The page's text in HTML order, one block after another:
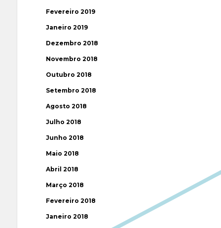
Fevereiro 2019
Janeiro 2019
Dezembro 2018
Novembro 2018
Outubro 2018
Setembro 2018
Agosto 2018
Julho 2018
Junho 2018
Maio 2018
Abril 2018
Março 2018
Fevereiro 2018
Janeiro 2018